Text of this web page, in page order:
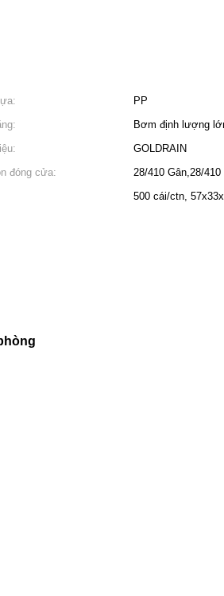
PP
Bơm định lượng
GOLDRAIN
đóng cửa:
28/410 Gân,28/
500 cái/ctn,